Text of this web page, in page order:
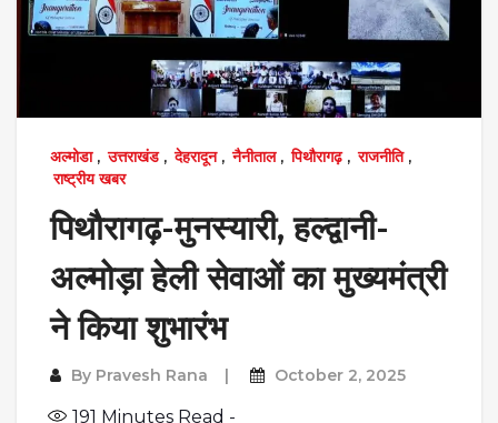
अल्मोडा, उत्तराखंड, देहरादून, नैनीताल, पिथौरागढ़, राजनीति,
राष्ट्रीय खबर
पिथौरागढ़-मुनस्यारी, हल्द्वानी-
अल्मोड़ा हेली सेवाओं का मुख्यमंत्री
ने किया शुभारंभ
By Pravesh Rana October 2, 2025
191 Minutes Read -